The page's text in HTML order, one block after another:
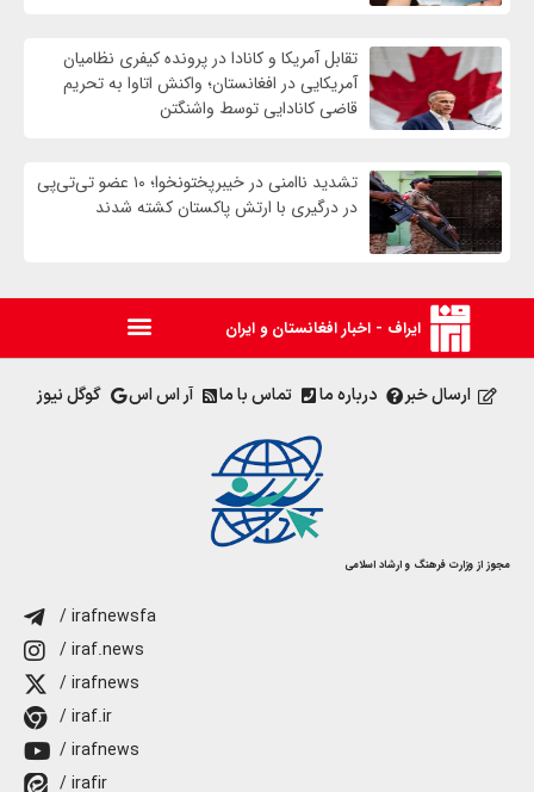
تقابل آمریکا و کانادا در پرونده کیفری نظامیان
آمریکایی در افغانستان؛ واکنش اتاوا به تحریم
قاضی کانادایی توسط واشنگتن
تشدید ناامنی در خیبرپختونخوا؛ ۱۰ عضو تی‌تی‌پی
در درگیری با ارتش پاکستان کشته شدند
ایراف - اخبار افغانستان و ایران
ارسال خبر درباره ما تماس با ما آر اس اس گوگل نیوز
مجوز از وزارت فرهنگ و ارشاد اسلامی
/ irafnewsfa
/ iraf.news
/ irafnews
/ iraf.ir
/ irafnews
/ irafir